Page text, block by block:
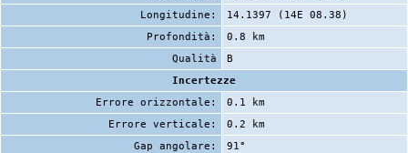
Longitudine:
14.1397 (14E 08.38)
Profondità:
0.8 km
Qualità
B
Incertezze
Errore orizzontale:
0.1 km
Errore verticale:
0.2 km
Gap angolare:
91°